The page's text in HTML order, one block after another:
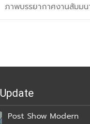
ภาพบรรยากาศงานสัม
Post Show Modern